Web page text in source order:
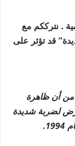
العالمية . نترككم مع
قد تؤثر على
من أن ظاهرة
لضربة شديدة